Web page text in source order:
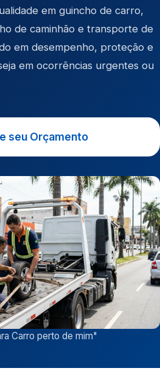
em guincho de carro,
de caminhão e transporte de
em desempenho, proteção e
em ocorrências urgentes ou
seu Orçamento
Carro perto de mim"